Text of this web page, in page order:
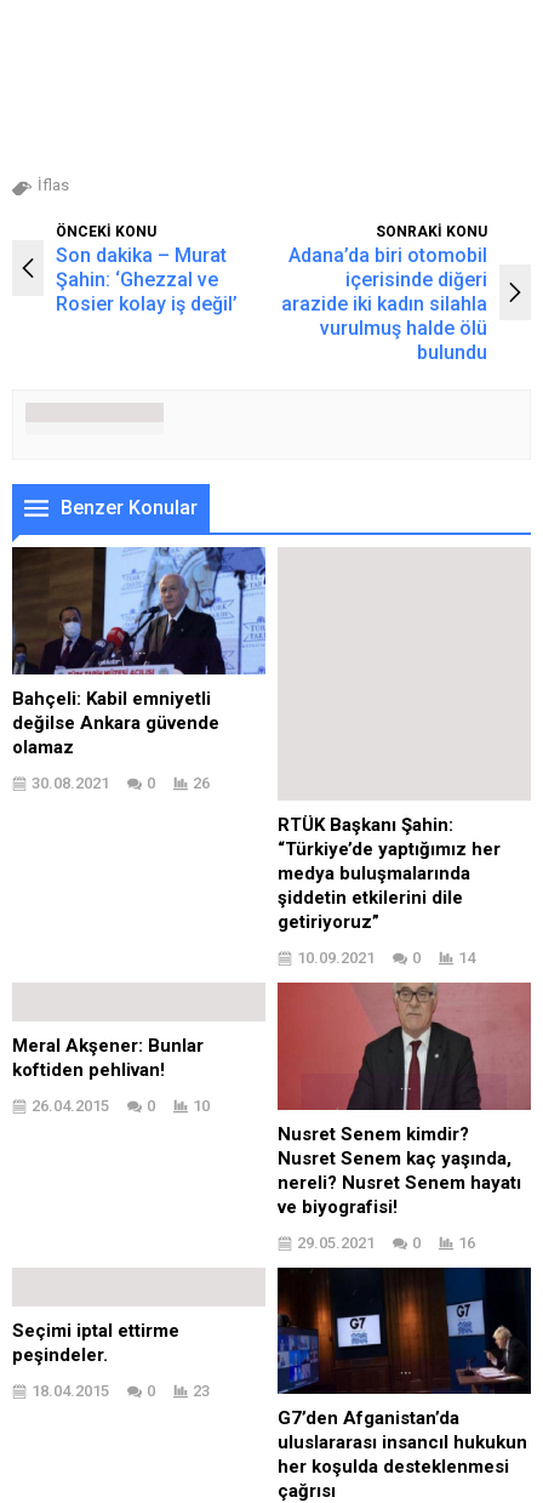
İflas
ÖNCEKİ KONU
Son dakika – Murat
Şahin: ‘Ghezzal ve
Rosier kolay iş değil’
SONRAKİ KONU
Adana’da biri otomobil
içerisinde diğeri
arazide iki kadın silahla
vurulmuş halde ölü
bulundu
Benzer Konular
Bahçeli: Kabil emniyetli
değilse Ankara güvende
olamaz
30.08.2021 0 26
RTÜK Başkanı Şahin:
“Türkiye’de yaptığımız her
medya buluşmalarında
şiddetin etkilerini dile
getiriyoruz”
10.09.2021 0 14
Meral Akşener: Bunlar
koftiden pehlivan!
26.04.2015 0 10
Nusret Senem kimdir?
Nusret Senem kaç yaşında,
nereli? Nusret Senem hayatı
ve biyografisi!
29.05.2021 0 16
Seçimi iptal ettirme
peşindeler.
18.04.2015 0 23
G7’den Afganistan’da
uluslararası insancıl hukukun
her koşulda desteklenmesi
çağrısı